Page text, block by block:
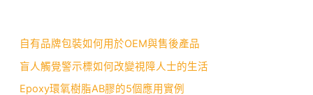
自有品牌包裝如何用於OEM與售後產品
盲人觸覺警示標如何改變視障人士的生活
Epoxy環氧樹脂AB膠的5個應用實例